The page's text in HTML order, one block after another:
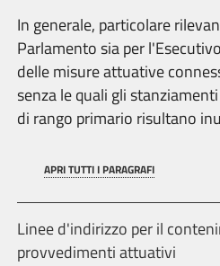
In generale, particolare
Parlamento sia per
delle misure attuative
senza le quali gli
di rango primario risultano
APRI TUTTI I PARAGRAFI
Linee d'indirizzo per il
provvedimenti attuativi